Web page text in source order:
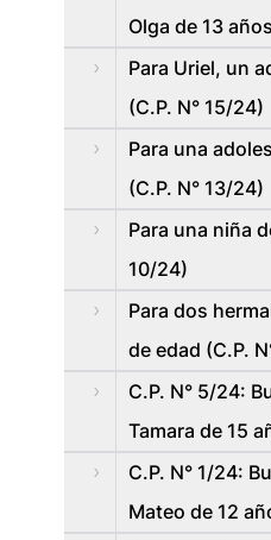
Olga de 13 años
Para Uriel, un
(C.P. N° 15/24)
Para una
(C.P. N° 13/24)
Para una niña
10/24)
Para dos
de edad (C.P.
C.P. N° 5/24:
Tamara de 15
C.P. N° 1/24:
Mateo de 12